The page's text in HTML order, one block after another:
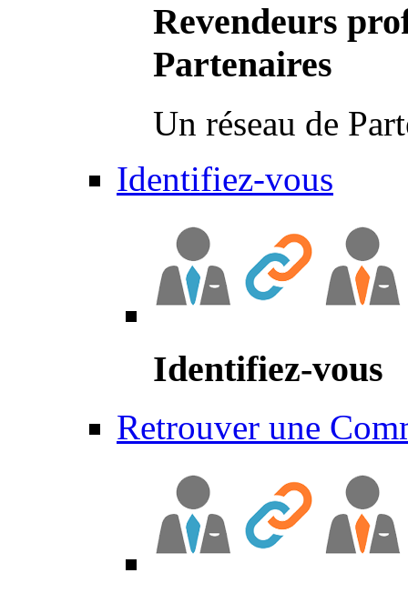
Revendeurs
Partenaires
Un réseau de
Identifiez-vous
Identifiez-vous
Retrouver une